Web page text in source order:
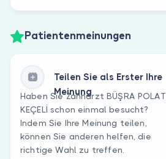
Patientenmeinungen
Teilen Sie als Erster Ihre
Meinung
Haben Sie Zahnarzt BÜŞRA POLAT
KEÇELİ schon einmal besucht?
Indem Sie Ihre Meinung teilen,
können Sie anderen helfen, die
richtige Wahl zu treffen.